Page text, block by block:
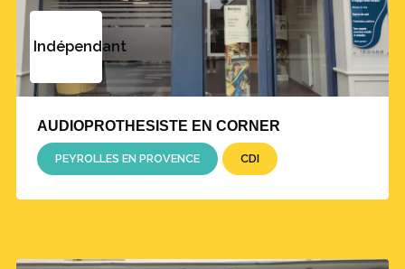
Indépendant
AUDIOPROTHESISTE EN CORNER
PEYROLLES EN PROVENCE CDI